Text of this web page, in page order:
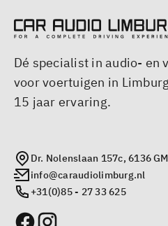
Dé specialist in audio- en
voor voertuigen in
15 jaar ervaring.
Dr. Nolenslaan 157c, 6136
info@caraudiolimburg.nl
+31(0)85 - 27 33 625